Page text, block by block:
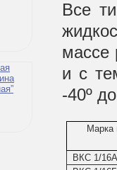
Все
массе
и с
-40º
Марка
ВКС 1/16А